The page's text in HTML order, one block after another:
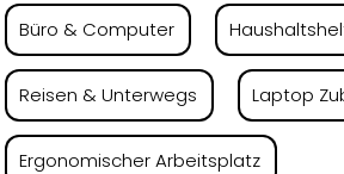
Büro & Computer
Reisen & Unterwegs Laptop
Ergonomischer Arbeitsplatz